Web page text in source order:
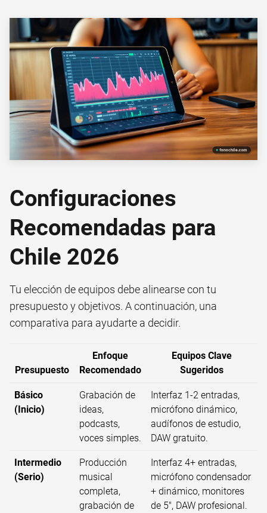
Configuraciones
Recomendadas para
Chile 2026
Tu elección de equipos debe alinearse con tu
presupuesto y objetivos. A continuación, una
comparativa para ayudarte a decidir.
Presupuesto
Enfoque
Recomendado
Equipos Clave
Sugeridos
Básico
(Inicio)
Grabación de
ideas,
podcasts,
voces simples.
Interfaz 1-2 entradas,
micrófono dinámico,
audífonos de estudio,
DAW gratuito.
Intermedio
(Serio)
Producción
musical
completa,
grabación de
Interfaz 4+ entradas,
micrófono condensador
+ dinámico, monitores
de 5", DAW profesional.